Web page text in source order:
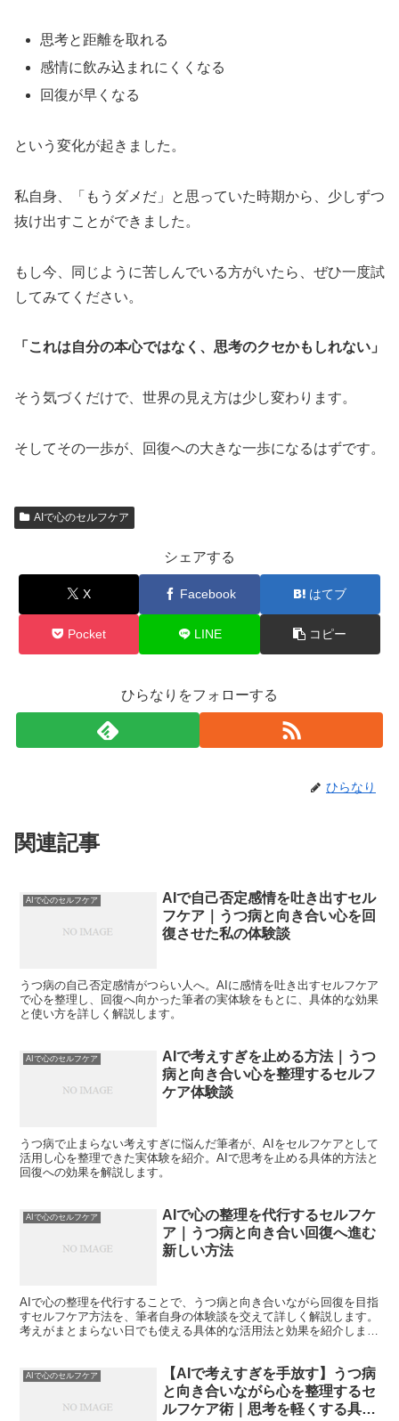
思考と距離を取れる
感情に飲み込まれにくくなる
回復が早くなる
という変化が起きました。
私自身、「もうダメだ」と思っていた時期から、少しずつ
抜け出すことができました。
もし今、同じように苦しんでいる方がいたら、ぜひ一度試
してみてください。
「これは自分の本心ではなく、思考のクセかもしれない」
そう気づくだけで、世界の見え方は少し変わります。
そしてその一歩が、回復への大きな一歩になるはずです。
AIで心のセルフケア
シェアする
X Facebook はてブ
Pocket LINE コピー
ひらなりをフォローする
ひらなり
関連記事
AIで心のセルフケア
AIで自己否定感情を吐き出すセル
フケア｜うつ病と向き合い心を回
復させた私の体験談
うつ病の自己否定感情がつらい人へ。AIに感情を吐き出すセルフケア
で心を整理し、回復へ向かった筆者の実体験をもとに、具体的な効果
と使い方を詳しく解説します。
AIで心のセルフケア
AIで考えすぎを止める方法｜うつ
病と向き合い心を整理するセルフ
ケア体験談
うつ病で止まらない考えすぎに悩んだ筆者が、AIをセルフケアとして
活用し心を整理できた実体験を紹介。AIで思考を止める具体的方法と
回復への効果を解説します。
AIで心のセルフケア
AIで心の整理を代行するセルフケ
ア｜うつ病と向き合い回復へ進む
新しい方法
AIで心の整理を代行することで、うつ病と向き合いながら回復を目指
すセルフケア方法を、筆者自身の体験談を交えて詳しく解説します。
考えがまとまらない日でも使える具体的な活用法と効果を紹介しま
AIで心のセルフケア
【AIで考えすぎを手放す】うつ病
と向き合いながら心を整理するセ
ルフケア術｜思考を軽くする具体